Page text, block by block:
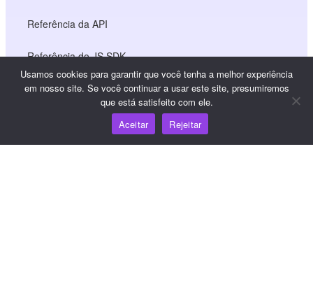
Referência da API
Referência do JS SDK
Centro de conhecimento
Usamos cookies para garantir que você tenha a melhor experiência
em nosso site. Se você continuar a usar este site, presumiremos
que está satisfeito com ele.
Aceitar
Rejeitar